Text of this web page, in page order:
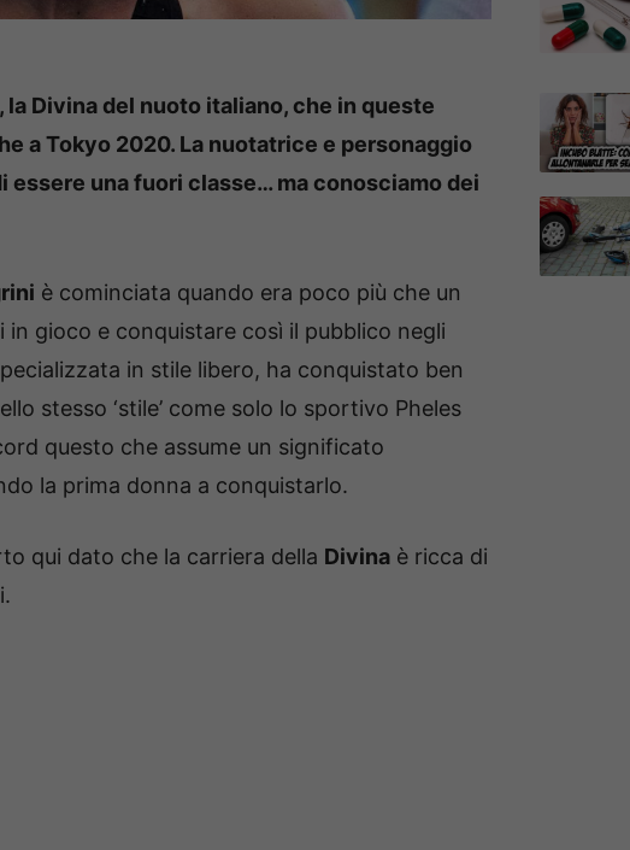
Divina del nuoto italiano, che in queste
a Tokyo 2020. La nuotatrice e personaggio
una fuori classe… ma conosciamo dei
è cominciata quando era poco più che un
gioco e conquistare così il pubblico negli
in stile libero, ha conquistato ben
stesso ‘stile’ come solo lo sportivo Pheles
questo che assume un significato
la prima donna a conquistarlo.
qui dato che la carriera della Divina è ricca di